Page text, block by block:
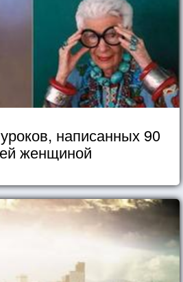
написанных 90
женщиной